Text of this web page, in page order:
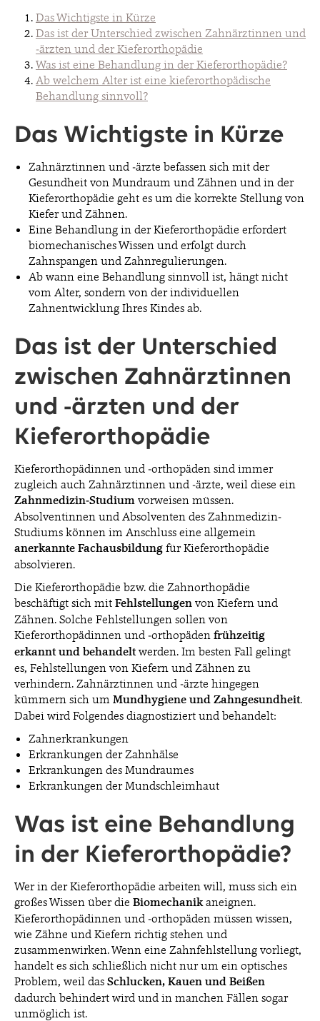
Das Wichtigste in Kürze
Das ist der Unterschied zwischen Zahnärztinnen und
-ärzten und der Kieferorthopädie
Was ist eine Behandlung in der Kieferorthopädie?
Ab welchem Alter ist eine kieferorthopädische
Behandlung sinnvoll?
Das Wichtigste in Kürze
Zahnärztinnen und -ärzte befassen sich mit der
Gesundheit von Mundraum und Zähnen und in der
Kieferorthopädie geht es um die korrekte Stellung von
Kiefer und Zähnen.
Eine Behandlung in der Kieferorthopädie erfordert
biomechanisches Wissen und erfolgt durch
Zahnspangen und Zahnregulierungen.
Ab wann eine Behandlung sinnvoll ist, hängt nicht
vom Alter, sondern von der individuellen
Zahnentwicklung Ihres Kindes ab.
Das ist der Unterschied
zwischen Zahnärztinnen
und -ärzten und der
Kieferorthopädie
Kieferorthopädinnen und -orthopäden sind immer
zugleich auch Zahnärztinnen und -ärzte, weil diese ein
Zahnmedizin-Studium vorweisen müssen.
Absolventinnen und Absolventen des Zahnmedizin-
Studiums können im Anschluss eine allgemein
anerkannte Fachausbildung für Kieferorthopädie
absolvieren.
Die Kieferorthopädie bzw. die Zahnorthopädie
beschäftigt sich mit Fehlstellungen von Kiefern und
Zähnen. Solche Fehlstellungen sollen von
Kieferorthopädinnen und -orthopäden frühzeitig
erkannt und behandelt werden. Im besten Fall gelingt
es, Fehlstellungen von Kiefern und Zähnen zu
verhindern. Zahnärztinnen und -ärzte hingegen
kümmern sich um Mundhygiene und Zahngesundheit.
Dabei wird Folgendes diagnostiziert und behandelt:
Zahnerkrankungen
Erkrankungen der Zahnhälse
Erkrankungen des Mundraumes
Erkrankungen der Mundschleimhaut
Was ist eine Behandlung
in der Kieferorthopädie?
Wer in der Kieferorthopädie arbeiten will, muss sich ein
großes Wissen über die Biomechanik aneignen.
Kieferorthopädinnen und -orthopäden müssen wissen,
wie Zähne und Kiefern richtig stehen und
zusammenwirken. Wenn eine Zahnfehlstellung vorliegt,
handelt es sich schließlich nicht nur um ein optisches
Problem, weil das Schlucken, Kauen und Beißen
dadurch behindert wird und in manchen Fällen sogar
unmöglich ist.